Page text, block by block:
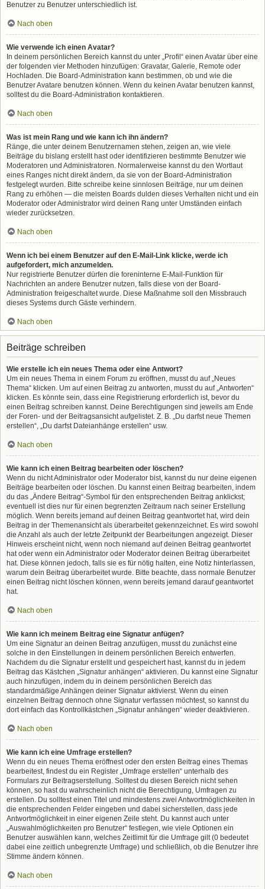
Benutzer zu Benutzer unterschiedlich ist.
Nach oben
Wie verwende ich einen Avatar?
In deinem persönlichen Bereich kannst du unter „Profil“ einen Avatar über eine
der folgenden vier Methoden hinzufügen: Gravatar, Galerie, Remote oder
Hochladen. Die Board-Administration kann bestimmen, ob und wie die
Benutzer Avatare benutzen können. Wenn du keinen Avatar benutzen kannst,
solltest du die Board-Administration kontaktieren.
Nach oben
Was ist mein Rang und wie kann ich ihn ändern?
Ränge, die unter deinem Benutzernamen stehen, zeigen an, wie viele
Beiträge du bislang erstellt hast oder identifizieren bestimmte Benutzer wie
Moderatoren und Administratoren. Normalerweise kannst du den Wortlaut
eines Ranges nicht direkt ändern, da sie von der Board-Administration
festgelegt wurden. Bitte schreibe keine sinnlosen Beiträge, nur um deinen
Rang zu erhöhen — die meisten Boards dulden dieses Verhalten nicht und ein
Moderator oder Administrator wird deinen Rang unter Umständen einfach
wieder zurücksetzen.
Nach oben
Wenn ich bei einem Benutzer auf den E-Mail-Link klicke, werde ich
aufgefordert, mich anzumelden.
Nur registrierte Benutzer dürfen die foreninterne E-Mail-Funktion für
Nachrichten an andere Benutzer nutzen, falls diese von der Board-
Administration freigeschaltet wurde. Diese Maßnahme soll den Missbrauch
dieses Systems durch Gäste verhindern.
Nach oben
Beiträge schreiben
Wie erstelle ich ein neues Thema oder eine Antwort?
Um ein neues Thema in einem Forum zu eröffnen, musst du auf „Neues
Thema“ klicken. Um auf einen Beitrag zu antworten, musst du auf „Antworten“
klicken. Es könnte sein, dass eine Registrierung erforderlich ist, bevor du
einen Beitrag schreiben kannst. Deine Berechtigungen sind jeweils am Ende
der Foren- und der Beitragsansicht aufgelistet. Z. B. „Du darfst neue Themen
erstellen“, „Du darfst Dateianhänge erstellen“ usw.
Nach oben
Wie kann ich einen Beitrag bearbeiten oder löschen?
Wenn du nicht Administrator oder Moderator bist, kannst du nur deine eigenen
Beiträge bearbeiten oder löschen. Du kannst einen Beitrag bearbeiten, indem
du das „Ändere Beitrag“-Symbol für den entsprechenden Beitrag anklickst;
eventuell ist dies nur für einen begrenzten Zeitraum nach seiner Erstellung
möglich. Wenn bereits jemand auf deinen Beitrag geantwortet hat, wird dein
Beitrag in der Themenansicht als überarbeitet gekennzeichnet. Es wird sowohl
die Anzahl als auch der letzte Zeitpunkt der Bearbeitungen angezeigt. Dieser
Hinweis erscheint nicht, wenn noch niemand auf deinen Beitrag geantwortet
hat oder wenn ein Administrator oder Moderator deinen Beitrag überarbeitet
hat. Diese können jedoch, falls sie es für nötig halten, eine Notiz hinterlassen,
warum dein Beitrag überarbeitet wurde. Bitte beachte, dass normale Benutzer
einen Beitrag nicht löschen können, wenn bereits jemand darauf geantwortet
hat.
Nach oben
Wie kann ich meinem Beitrag eine Signatur anfügen?
Um eine Signatur an deinen Beitrag anzufügen, musst du zunächst eine
solche in den Einstellungen in deinem persönlichen Bereich entwerfen.
Nachdem du die Signatur erstellt und gespeichert hast, kannst du in jedem
Beitrag das Kästchen „Signatur anhängen“ aktivieren. Du kannst eine Signatur
auch hinzufügen, indem du in deinem persönlichen Bereich das
standardmäßige Anhängen deiner Signatur aktivierst. Wenn du einen
einzelnen Beitrag dennoch ohne Signatur verfassen möchtest, so kannst du
dort einfach das Kontrollkästchen „Signatur anhängen“ wieder deaktivieren.
Nach oben
Wie kann ich eine Umfrage erstellen?
Wenn du ein neues Thema eröffnest oder den ersten Beitrag eines Themas
bearbeitest, findest du ein Register „Umfrage erstellen“ unterhalb des
Formulars zur Beitragserstellung. Solltest du diesen Bereich nicht sehen
können, so hast du wahrscheinlich nicht die Berechtigung, Umfragen zu
erstellen. Du solltest einen Titel und mindestens zwei Antwortmöglichkeiten in
die entsprechenden Felder eingeben und dabei sicherstellen, dass jede
Antwortmöglichkeit in einer eigenen Zeile steht. Du kannst auch unter
„Auswahlmöglichkeiten pro Benutzer“ festlegen, wie viele Optionen ein
Benutzer auswählen kann, welches Zeitlimit für die Umfrage gilt (0 bedeutet
dabei eine zeitlich unbegrenzte Umfrage) und schließlich, ob die Benutzer ihre
Stimme ändern können.
Nach oben